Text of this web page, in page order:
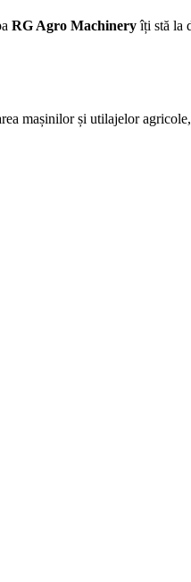
RG Agro Machineryîți stă la
mașinilor și utilajelor